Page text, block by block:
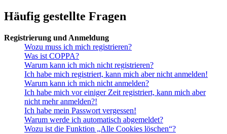
Häufig gestellte Fragen
Registrierung und Anmeldung
Wozu muss ich mich registrieren?
Was ist COPPA?
Warum kann ich mich nicht registrieren?
Ich habe mich registriert, kann mich aber nicht anmelden!
Warum kann ich mich nicht anmelden?
Ich habe mich vor einiger Zeit registriert, kann mich aber
nicht mehr anmelden?!
Ich habe mein Passwort vergessen!
Warum werde ich automatisch abgemeldet?
Wozu ist die Funktion „Alle Cookies löschen“?